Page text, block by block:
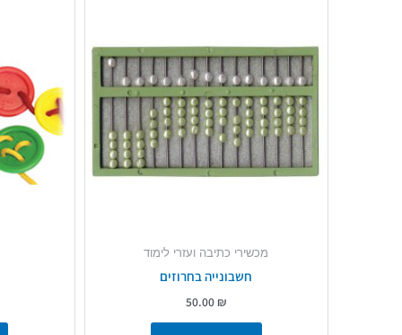
מכשירי כתיבה ועזרי לימוד
חשבונייה בחרוזים
50.00 ₪